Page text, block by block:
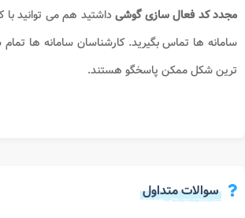
مجدد کد فعال سازی گوشی​داشتید هم می توانید با
سامانه ها تماس بگیرید. کارشناسان سامانه ها
ترین شکل ممکن پاسخگو هستند.
سوالات متداول